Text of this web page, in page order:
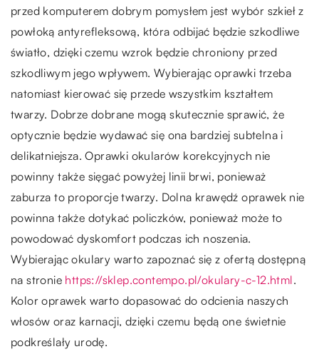
przed komputerem dobrym pomysłem jest wybór szkieł z
powłoką antyrefleksową, która odbijać będzie szkodliwe
światło, dzięki czemu wzrok będzie chroniony przed
szkodliwym jego wpływem. Wybierając oprawki trzeba
natomiast kierować się przede wszystkim kształtem
twarzy. Dobrze dobrane mogą skutecznie sprawić, że
optycznie będzie wydawać się ona bardziej subtelna i
delikatniejsza. Oprawki okularów korekcyjnych nie
powinny także sięgać powyżej linii brwi, ponieważ
zaburza to proporcje twarzy. Dolna krawędź oprawek nie
powinna także dotykać policzków, ponieważ może to
powodować dyskomfort podczas ich noszenia.
Wybierając okulary warto zapoznać się z ofertą dostępną
na stronie https://sklep.contempo.pl/okulary-c-12.html.
Kolor oprawek warto dopasować do odcienia naszych
włosów oraz karnacji, dzięki czemu będą one świetnie
podkreślały urodę.